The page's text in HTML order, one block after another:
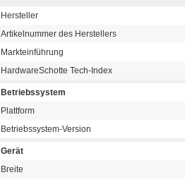
Hersteller
Artikelnummer des Herstellers
Markteinführung
HardwareSchotte Tech-Index
Betriebssystem
Plattform
Betriebssystem-Version
Gerät
Breite